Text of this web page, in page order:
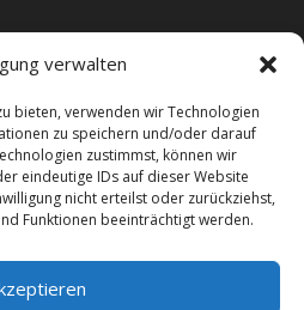
verwalten
bieten, verwenden wir Technologien
zu speichern und/oder darauf
zustimmst, können wir
eindeutige IDs auf dieser Website
nicht erteilst oder zurückziehst,
Funktionen beeinträchtigt werden.
Impressum
Forenregeln